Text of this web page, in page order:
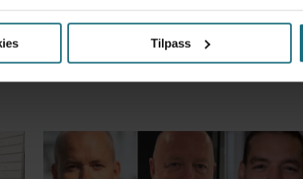
Tilpass
– får millionerstatning